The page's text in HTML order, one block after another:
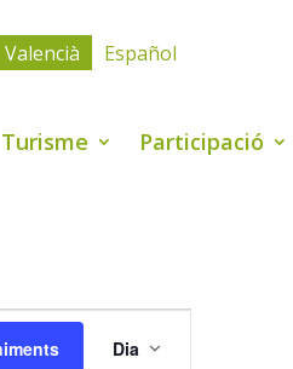
Valencià Español
Turisme Participació
Navegació
de
Dia